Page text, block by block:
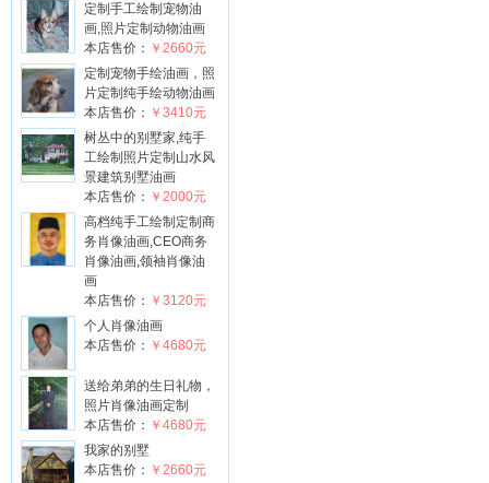
定制手工绘制宠物油
画,照片定制动物油画
本店售价： ￥2660元
定制宠物手绘油画，照
片定制纯手绘动物油画
本店售价： ￥3410元
树丛中的别墅家,纯手
工绘制照片定制山水风
景建筑别墅油画
本店售价： ￥2000元
高档纯手工绘制定制商
务肖像油画,CEO商务
肖像油画,领袖肖像油
画
本店售价： ￥3120元
个人肖像油画
本店售价： ￥4680元
送给弟弟的生日礼物，
照片肖像油画定制
本店售价： ￥4680元
我家的别墅
本店售价： ￥2660元